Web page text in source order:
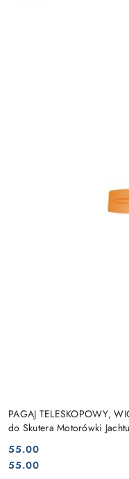
PAGAJ TELESKOPOWY,
do Skutera Motorówki Jachtu
Cena:
55.00
Cena:
55.00